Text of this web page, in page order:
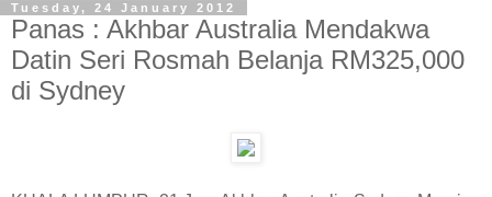
Tuesday, 24 January 2012
Panas : Akhbar Australia Mendakwa
Datin Seri Rosmah Belanja RM325,000
di Sydney